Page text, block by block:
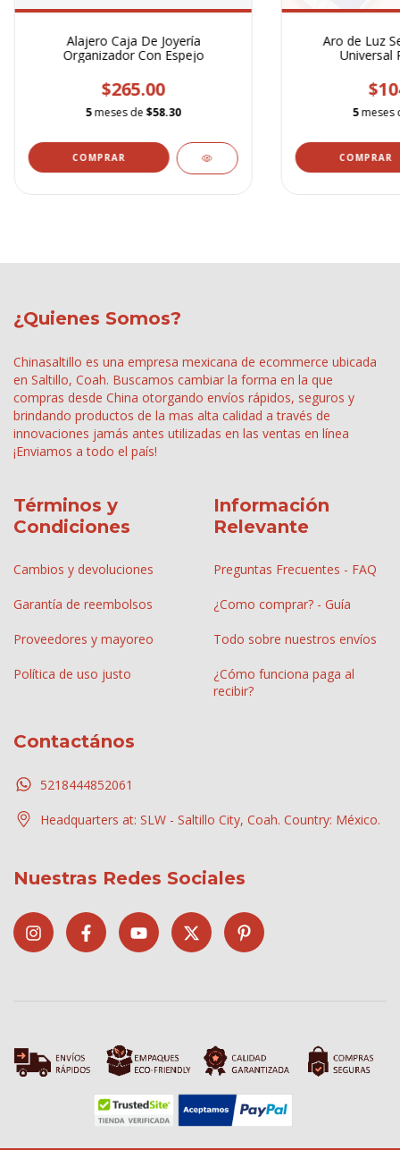
Alajero Caja De Joyería
Organizador Con Espejo
$265.00
5meses de$58.30
Aro de Luz
Universal
5 meses
COMPRAR
¿Quienes Somos?
Chinasaltillo es una empresa mexicana de ecommerce ubicada
en Saltillo, Coah. Buscamos cambiar la forma en la que
compras desde China otorgando envíos rápidos, seguros y
brindando productos de la mas alta calidad a través de
innovaciones jamás antes utilizadas en las ventas en línea
¡Enviamos a todo el país!
Términos y
Condiciones
Cambios y devoluciones
Garantía de reembolsos
Proveedores y mayoreo
Política de uso justo
Información
Relevante
Preguntas Frecuentes - FAQ
¿Como comprar? - Guía
Todo sobre nuestros envíos
¿Cómo funciona paga al
recibir?
Contactános
5218444852061
Headquarters at: SLW - Saltillo City, Coah. Country: México.
Nuestras Redes Sociales